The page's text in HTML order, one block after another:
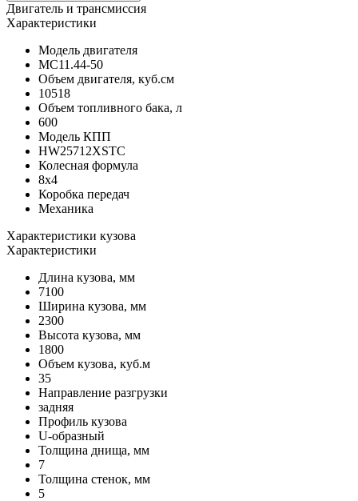
Двигатель и трансмиссия
Характеристики
Модель двигателя
MC11.44-50
Объем двигателя, куб.см
10518
Объем топливного бака, л
600
Модель КПП
HW25712XSTC
Колесная формула
8x4
Коробка передач
Механика
Характеристики кузова
Характеристики
Длина кузова, мм
7100
Ширина кузова, мм
2300
Высота кузова, мм
1800
Объем кузова, куб.м
35
Направление разгрузки
задняя
Профиль кузова
U-образный
Толщина днища, мм
7
Толщина стенок, мм
5